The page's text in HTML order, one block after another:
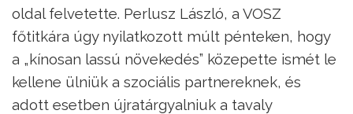
oldal felvetette. Perlusz László, a VOSZ
főtitkára úgy nyilatkozott múlt pénteken, hogy
a „kínosan lassú növekedés” közepette ismét le
kellene ülniük a szociális partnereknek, és
adott esetben újratárgyalniuk a tavaly